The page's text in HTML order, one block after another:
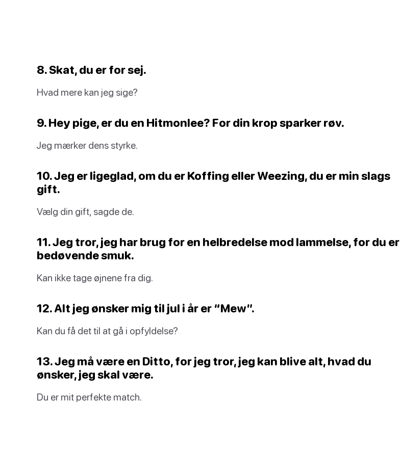
8. Skat, du er for sej.
Hvad mere kan jeg sige?
9. Hey pige, er du en Hitmonlee? For din krop sparker røv.
Jeg mærker dens styrke.
10. Jeg er ligeglad, om du er Koffing eller Weezing, du er min slags
gift.
Vælg din gift, sagde de.
11. Jeg tror, jeg har brug for en helbredelse mod lammelse, for du er
bedøvende smuk.
Kan ikke tage øjnene fra dig.
12. Alt jeg ønsker mig til jul i år er “Mew”.
Kan du få det til at gå i opfyldelse?
13. Jeg må være en Ditto, for jeg tror, jeg kan blive alt, hvad du
ønsker, jeg skal være.
Du er mit perfekte match.